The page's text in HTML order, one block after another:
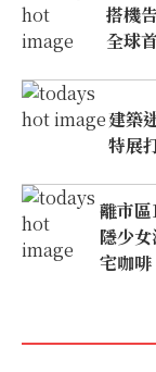
搭機
全球
建築
特展
離市
隱少
宅咖啡